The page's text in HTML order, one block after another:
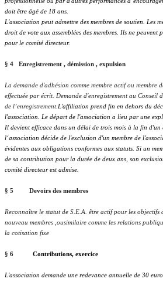
doit être âgé de 18 ans.
L'association peut admettre des membres de soutien. Les
droit de vote aux assemblées des membres. Ils ne peuvent
pour le comité directeur.
§ 4 Enregistrement , démission , expulsion
La demande d'adhésion comme membre actif ou membre
effectuée par écrit. Demande d'enregistrement au Conseil
de l’enregistrement.L'affiliation prend fin en dehors du
l'association. Le départ de l'association a lieu par une
Il devient efficace dans un délai de trois mois à la fin d'un
l‘association décide de l'exclusion d'un membre de
évidentes aux obligations conformes aux statuts. Si un
de sa contribution pour la durée de deux ans, son
comité directeur est admise.
§ 5 Devoirs des membres
Reconnaître le statut de S.E.A. être actif pour les
nouveau membres ,ousimilaire comme les relations
la cotisation fixe
§ 6 Contributions, exercice
L'association demande une redevance annuelle de 30